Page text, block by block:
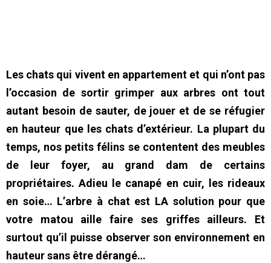
Les chats qui vivent en appartement et qui n’ont pas
l’occasion de sortir grimper aux arbres ont tout
autant besoin de sauter, de jouer et de se réfugier
en hauteur que les chats d’extérieur. La plupart du
temps, nos petits félins se contentent des meubles
de leur foyer, au grand dam de certains
propriétaires. Adieu le canapé en cuir, les rideaux
en soie… L’arbre à chat est LA solution pour que
votre matou aille faire ses griffes ailleurs. Et
surtout qu’il puisse observer son environnement en
hauteur sans être dérangé…